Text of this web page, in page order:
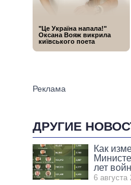
ДРУГИЕ
Как
лет
6 августа